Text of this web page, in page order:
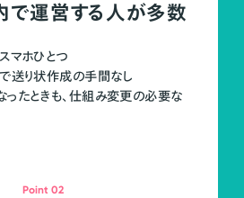
で運営する人が多数
マホひとつ
で送り状作成の手間なし
ったときも、仕組み変更の必要な
Point 02